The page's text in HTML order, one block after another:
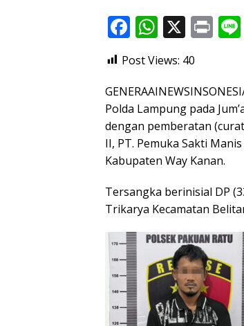
F
ac
e
b
o
o
k
W
at
s
A
p
p
X Pr
Post Views: 40
Polda Lampung pada
dengan pemberatan
II, PT. Pemuka Sakti
Kabupaten Way Kanan.
Tersangka berinisial DP
Trikarya Kecamatan